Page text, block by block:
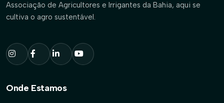
Associação de Agricultores e Irrigantes da Bahia, aqui se
cultiva o agro sustentável.
Onde Estamos